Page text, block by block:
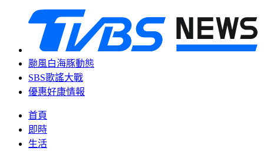
颱風白海豚動態
SBS歌謠大戰
優惠好康情報
首頁
即時
生活